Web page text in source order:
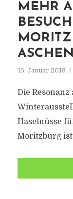
MEHR
15. Januar 2018
Die
Haselnüsse
Moritzburg